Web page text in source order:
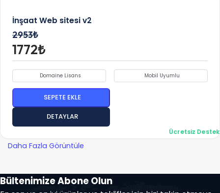
İnşaat Web sitesi v2
2953₺
1772₺
Ücretsiz Destek
Domaine Lisans Mobil Uyumlu
SEPETE EKLE
DETAYLAR
Daha Fazla Görüntüle
Bültenimize Abone Olun